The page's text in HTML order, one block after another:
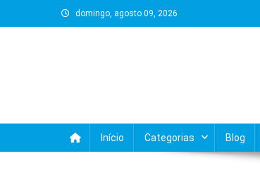
to
domingo, agosto 09, 2026
Início Categorias Blog